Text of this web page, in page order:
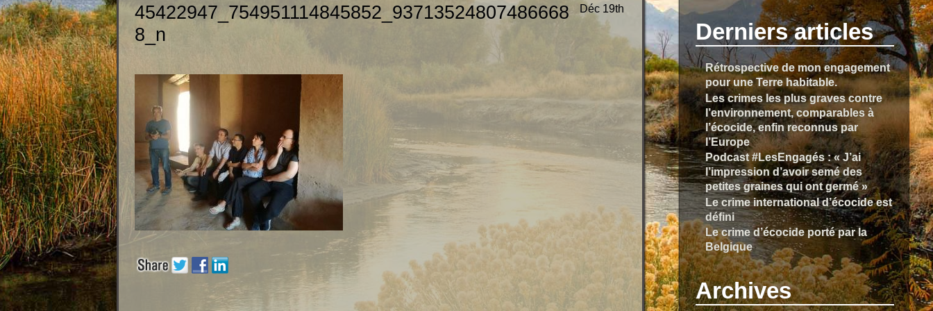
Derniers articles
Rétrospective de mon engagement
pour une Terre habitable.
Les crimes les plus graves contre
l’environnement, comparables à
l’écocide, enfin reconnus par
l’Europe
Podcast #LesEngagés : « J’ai
l’impression d’avoir semé des
petites graines qui ont germé »
Le crime international d’écocide est
défini
Le crime d’écocide porté par la
Belgique
Archives
Déc 19th
45422947_754951114845852_93713524807486668
8_n